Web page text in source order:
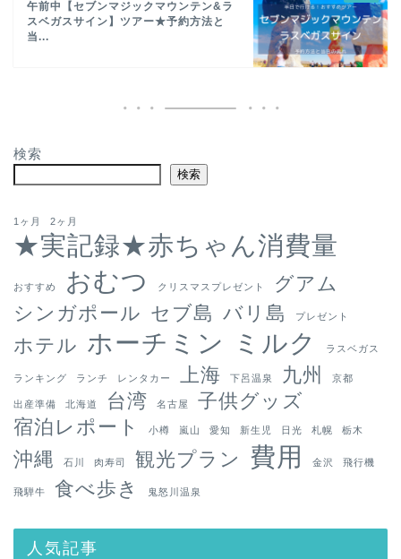
午前中【セブンマジックマウンテン&ラ
スベガスサイン】ツアー★予約方法と
当...
検索
検索
1ヶ月 2ヶ月
★実記録★赤ちゃん消費量
おすすめ おむつ クリスマスプレゼント
グアム
シンガポール セブ島 バリ島 プレゼント
ホテル ホーチミン ミルク ラスベガス
ランキング ランチ レンタカー 上海 下呂温泉 九州 京都
出産準備 北海道 台湾 名古屋
子供グッズ
宿泊レポート
小樽 嵐山 愛知 新生児 日光 札幌 栃木
沖縄 石川 肉寿司 観光プラン 費用 金沢 飛行機
飛騨牛 食べ歩き 鬼怒川温泉
人気記事